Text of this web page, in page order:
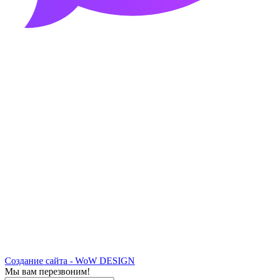
Создание сайта - WoW DESIGN
Мы вам перезвоним!